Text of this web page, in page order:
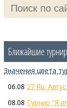
Ближайшие
Значения цветa
06.08 27 Ru.
08.08 Турнир "Я